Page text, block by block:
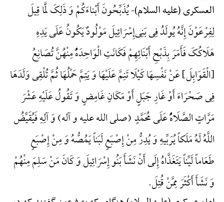
العسکری (علیه السلام)-یُذَبِّحُونَ أَبْناءَکُمْ وَ ذَلِکَ لَمَّا قِیلَ
لِفِرْعَوْنَ إِنَّهُ یُولَدُ فِی بَنِی‌إِسْرَائِیلَ مَوْلُودٌ یَکُونُ عَلَی یَدِهِ
هَلَاکُکَ فَأَمَرَ بِذَبْحِ أَبْنَائِهِمْ فَکَانَتِ الْوَاحِدَهًُْ مِنْهُنَّ تُصَانِعُ
{الْقَوَابِلَ} عَنْ نَفْسِهَا کَیْلَا تَنِمَّ عَلَیْهَا وَ یَتِمَّ حَمْلُهَا ثُمَّ تُلْقِی وَلَدَهَا
فِی صَحْرَاءَ أَوْ غَارِ جَبَلٍ أَوْ مَکَانٍ غَامِضٍ وَ تَقُولُ عَلَیْهِ عَشْرَ
مَرَّاتٍ الصَّلَاهًُْ عَلَی مُحَمَّدٍ (صلی الله علیه و آله) وَ آلِهِ فَیُقَیِّضُ
اللَّهُ لَهُ مَلَکاً یُرَبِّیهِ وَ یُدِرُّ مِنْ إِصْبَعٍ لَبَناً یَمُصُّهُ وَ مِنْ إِصْبَعٍ
طَعَاماً لَیِّناً یَتَغَذَّاهُ إِلَی أَنْ نَشَأَ بَنُو إِسْرَائِیلَ وَ کَانَ مَنْ سَلِمَ مِنْهُمْ
وَ نَشَأَ أَکْثَرَ مِمَّنْ قُتِلَ.